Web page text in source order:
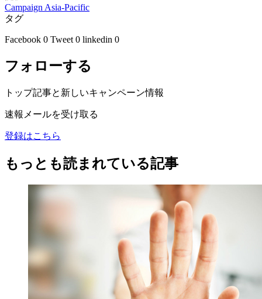
Campaign Asia-Pacific
タグ
Facebook 0 Tweet 0 linkedin 0
フォローする
トップ記事と新しいキャンペーン情報
速報メールを受け取る
登録はこちら
もっとも読まれている記事